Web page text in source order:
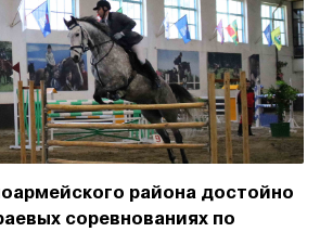
района достойно
соревнованиях по